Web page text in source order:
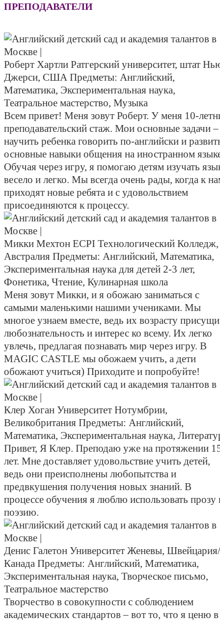
ПРЕПОДАВАТЕЛИ
Роберт Хартли Ратгерский университет, штат
Джерси, США Предметы: Английский,
Математика, Экспериментальная наука,
Театральное мастерство, Музыка
Всем привет! Меня зовут Роберт. У меня 10-
преподавательский стаж. Мои основные задачи –
научить ребенка говорить по-английски и
основные навыки общения на иностранном
Обучая через игру, я помогаю детям изучать
весело и легко. Мы всегда очень рады, когда к
приходят новые ребята и с удовольствием
присоединяются к процессу.
Микки Мехтон ECPI Технологический Колледж,
Австралия Предметы: Английский, Математика,
Экспериментальная наука для детей 2-3 лет,
Фонетика, Чтение, Кулинарная школа
Меня зовут Микки, и я обожаю заниматься с
самыми маленькими нашими учениками. Мы
многое узнаем вместе, ведь их возрасту присущи
любознательность и интерес ко всему. Их легко
увлечь, предлагая познавать мир через игру. В
MAGIC CASTLE мы обожаем учить, а дети
обожают учиться) Приходите и попробуйте!
Клер Хоган Университет Нотумбрии,
Великобритания Предметы: Английский,
Математика, Экспериментальная наука,
Привет, Я Клер. Преподаю уже на протяжении
лет. Мне доставляет удовольствие учить детей,
ведь они преисполнены любопытства и
предвкушения получения новых знаний. В
процессе обучения я люблю использовать прозу
поэзию.
Денис Галетон Университет Женевы, Швейцария/
Канада Предметы: Английский, Математика,
Экспериментальная наука, Творческое письмо,
Театральное мастерство
Творчество в совокупности с соблюдением
академических стандартов – вот то, что я ценю в